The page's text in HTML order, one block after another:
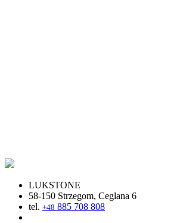
LUKSTONE
58-150 Strzegom, Ceglana 6
tel. +48 885 708 808